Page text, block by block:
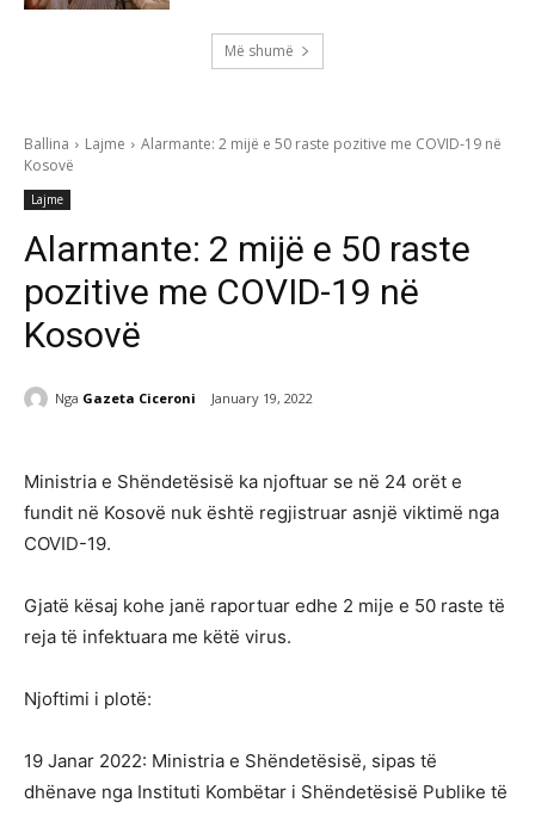
Më shumë